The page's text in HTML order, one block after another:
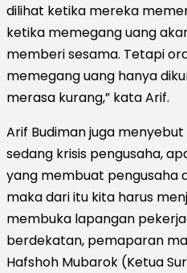
dilihat ketika mereka
ketika memegang uang
memberi sesama. Tetapi
memegang uang hanya
merasa kurang,” kata Arif.
Arif Budiman juga
sedang krisis pengusaha,
yang membuat pengusaha
maka dari itu kita harus
membuka lapangan
berdekatan, pemaparan
Hafshoh Mubarok (Ketua